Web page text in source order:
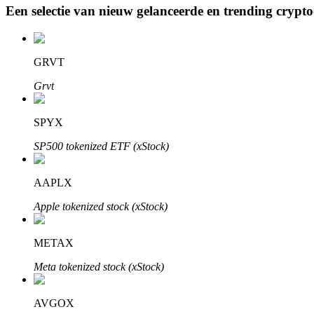
BTR-vergrendelingen
Exclusieve beleggingen voor BTR-houders
Leningen
Een selectie van nieuw gelanceerde en trending
GRVT
Grvt
SPYX
SP500 tokenized ETF (xStock)
AAPLX
Apple tokenized stock (xStock)
METAX
Meta tokenized stock (xStock)
AVGOX